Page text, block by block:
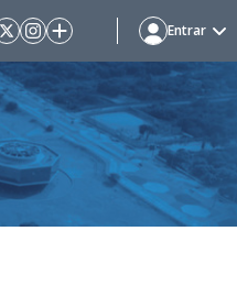
Entrar